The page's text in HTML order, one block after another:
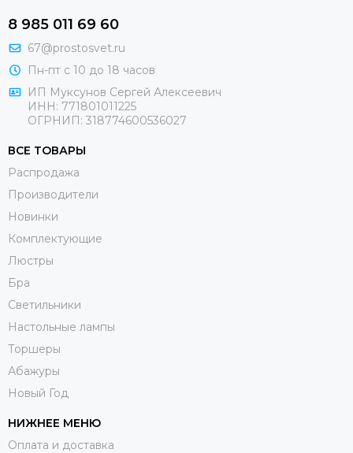
8 985 011 69 60
67@prostosvet.ru
Пн-пт с 10 до 18 часов
ИП Муксунов Сергей Алексеевич
ИНН: 771801011225
ОГРНИП: 318774600536027
ВСЕ ТОВАРЫ
Распродажа
Производители
Новинки
Комплектующие
Люстры
Бра
Светильники
Настольные лампы
Торшеры
Абажуры
Новый Год
НИЖНЕЕ МЕНЮ
Оплата и доставка